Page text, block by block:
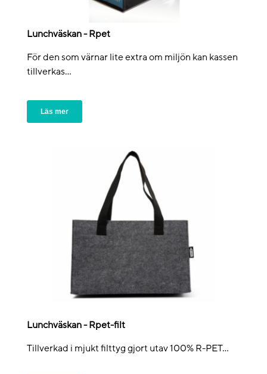
Lunchväskan - Rpet
För den som värnar lite extra om miljön kan kassen
tillverkas...
Läs mer
Lunchväskan - Rpet-filt
Tillverkad i mjukt filttyg gjort utav 100% R-PET...